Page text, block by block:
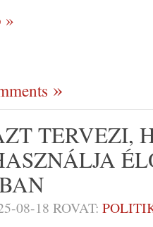
»
TERVEZI,
08-18 ROVAT: